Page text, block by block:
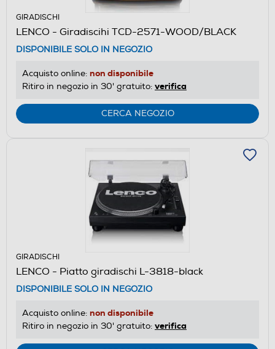
GIRADISCHI
LENCO - Giradiscihi TCD-2571-WOOD/BLACK
DISPONIBILE SOLO IN NEGOZIO
Acquisto online: non disponibile
Ritiro in negozio in 30' gratuito: verifica
CERCA NEGOZIO
GIRADISCHI
LENCO - Piatto giradischi L-3818-black
DISPONIBILE SOLO IN NEGOZIO
Acquisto online: non disponibile
Ritiro in negozio in 30' gratuito: verifica